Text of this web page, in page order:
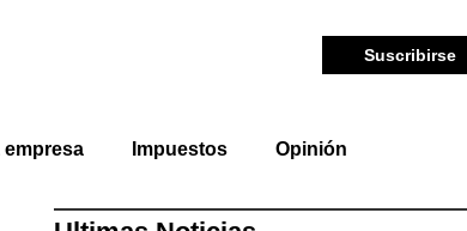
Suscribirse
empresa Impuestos Opinión